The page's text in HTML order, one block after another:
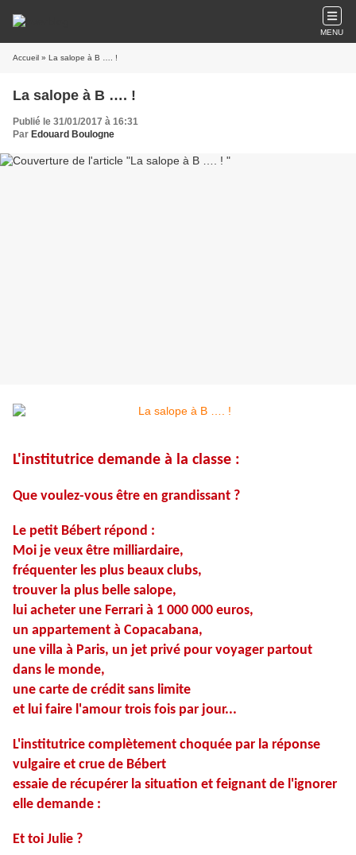
MENU
Accueil » La salope à B …. !
La salope à B …. !
Publié le 31/01/2017 à 16:31
Par Edouard Boulogne
L'institutrice demande à la classe :
Que voulez-vous être en grandissant ?
Le petit Bébert répond :
Moi je veux être milliardaire,
fréquenter les plus beaux clubs,
trouver la plus belle salope,
lui acheter une Ferrari à 1 000 000 euros,
un appartement à Copacabana,
une villa à Paris, un jet privé pour voyager partout
dans le monde,
une carte de crédit sans limite
et lui faire l'amour trois fois par jour...
L'institutrice complètement choquée par la réponse
vulgaire et crue de Bébert
essaie de récupérer la situation et feignant de l'ignorer
elle demande :
Et toi Julie ?